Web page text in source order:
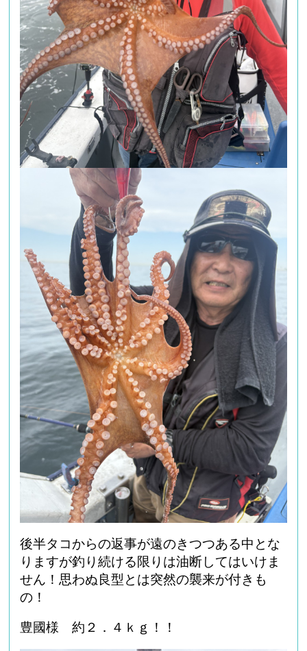
後半タコからの返事が遠のきつつある中とな
りますが釣り続ける限りは油断してはいけま
せん！思わぬ良型とは突然の襲来が付きも
の！
豊國様 約２．４ｋｇ！！